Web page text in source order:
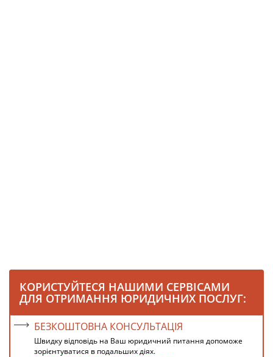
КОРИСТУЙТЕСЯ НАШИМИ СЕРВІСАМИ
ДЛЯ ОТРИМАННЯ ЮРИДИЧНИХ ПОСЛУГ:
БЕЗКОШТОВНА КОНСУЛЬТАЦІЯ
Швидку відповідь на Ваш юридичний питання допоможе
зорієнтуватися в подальших діях.